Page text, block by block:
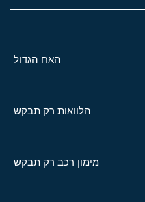
האח הגדול
הלוואות רק תבקש
מימון רכב רק תבקש